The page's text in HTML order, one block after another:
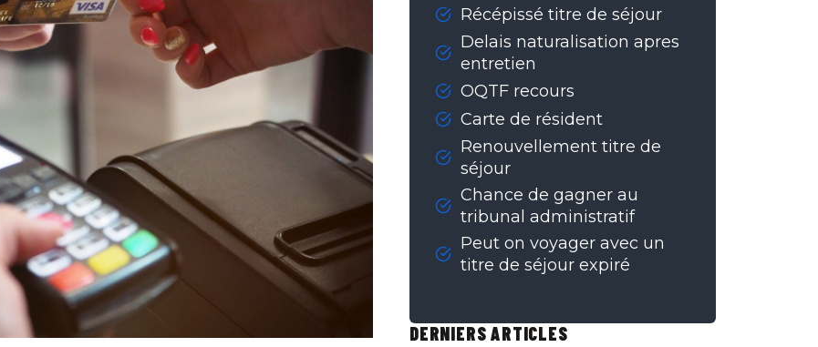
Récépissé titre de séjour
Delais naturalisation apres
entretien
OQTF recours
Carte de résident
Renouvellement titre de
séjour
Chance de gagner au
tribunal administratif
Peut on voyager avec un
titre de séjour expiré
DERNIERS ARTICLES